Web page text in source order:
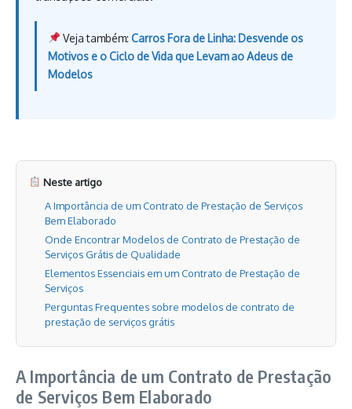
Veja também: Carros Fora de Linha: Desvende os
Motivos e o Ciclo de Vida que Levam ao Adeus de
Modelos
Neste artigo
A Importância de um Contrato de Prestação de Serviços
Bem Elaborado
Onde Encontrar Modelos de Contrato de Prestação de
Serviços Grátis de Qualidade
Elementos Essenciais em um Contrato de Prestação de
Serviços
Perguntas Frequentes sobre modelos de contrato de
prestação de serviços grátis
A Importância de um Contrato de Prestação
de Serviços Bem Elaborado